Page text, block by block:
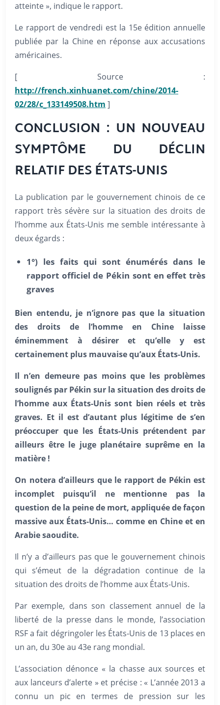
atteinte », indique le rapport.
Le rapport de vendredi est la 15e édition annuelle
publiée par la Chine en réponse aux accusations
américaines.
[ Source :
http://french.xinhuanet.com/chine/2014-
02/28/c_133149508.htm ]
CONCLUSION : UN NOUVEAU
SYMPTÔME DU DÉCLIN
RELATIF DES ÉTATS-UNIS
La publication par le gouvernement chinois de ce
rapport très sévère sur la situation des droits de
l’homme aux États-Unis me semble intéressante à
deux égards :
1°) les faits qui sont énumérés dans le
rapport officiel de Pékin sont en effet très
graves
Bien entendu, je n’ignore pas que la situation
des droits de l’homme en Chine laisse
éminemment à désirer et qu’elle y est
certainement plus mauvaise qu’aux États-Unis.
Il n’en demeure pas moins que les problèmes
soulignés par Pékin sur la situation des droits de
l’homme aux États-Unis sont bien réels et très
graves. Et il est d’autant plus légitime de s’en
préoccuper que les États-Unis prétendent par
ailleurs être le juge planétaire suprême en la
matière !
On notera d’ailleurs que le rapport de Pékin est
incomplet puisqu’il ne mentionne pas la
question de la peine de mort, appliquée de façon
massive aux États-Unis… comme en Chine et en
Arabie saoudite.
Il n’y a d’ailleurs pas que le gouvernement chinois
qui s’émeut de la dégradation continue de la
situation des droits de l’homme aux États-Unis.
Par exemple, dans son classement annuel de la
liberté de la presse dans le monde, l’association
RSF a fait dégringoler les États-Unis de 13 places en
un an, du 30e au 43e rang mondial.
L’association dénonce « la chasse aux sources et
aux lanceurs d’alerte » et précise : « L’année 2013 a
connu un pic en termes de pression sur les